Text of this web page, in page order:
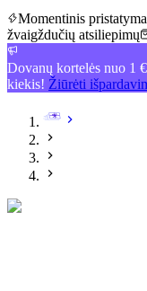
Momentinis
žvaigždučių atsiliepimų
Dovanų kortelės nuo 1
kiekis! Žiūrėti